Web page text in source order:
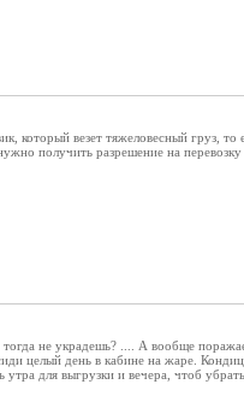
который везет тяжеловесный груз, то
получить разрешение на
не украдешь? .... А вообще
целый день в кабине на жаре.
для выгрузки и вечера, чтоб